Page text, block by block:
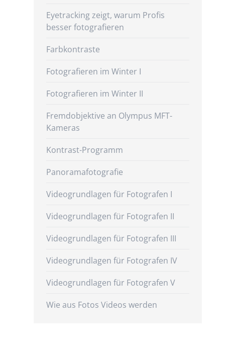
Eyetracking zeigt, warum Profis
besser fotografieren
Farbkontraste
Fotografieren im Winter I
Fotografieren im Winter II
Fremdobjektive an Olympus MFT-
Kameras
Kontrast-Programm
Panoramafotografie
Videogrundlagen für Fotografen I
Videogrundlagen für Fotografen II
Videogrundlagen für Fotografen III
Videogrundlagen für Fotografen IV
Videogrundlagen für Fotografen V
Wie aus Fotos Videos werden